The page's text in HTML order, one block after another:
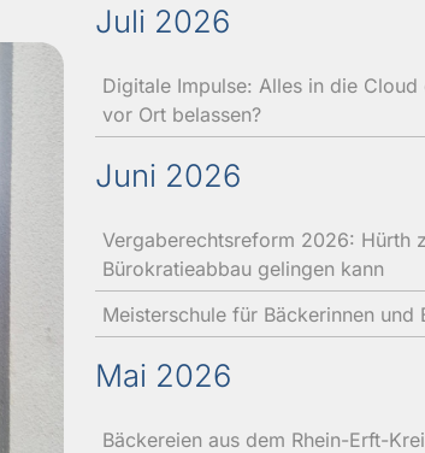
Juli 2026
Digitale Impulse: Alles in die
vor Ort belassen?
Juni 2026
Vergaberechtsreform 2026: Hürth
Bürokratieabbau gelingen kann
Meisterschule für Bäckerinnen und
Mai 2026
Bäckereien aus dem Rhein-Erft-